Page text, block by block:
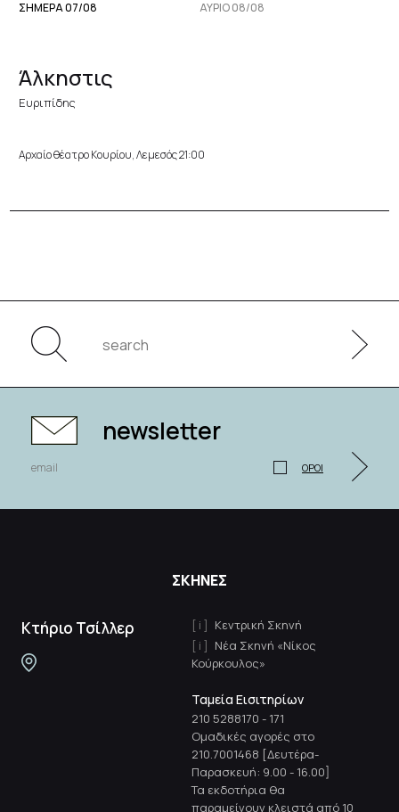
ΣΗΜΕΡΑ 07/08 ΑΥΡΙΟ 08/08
Άλκηστις
Ευριπίδης
Αρχαίο θέατρο Κουρίου, Λεμεσός 21:00
newsletter
ΟΡΟΙ
ΣΚΗΝΕΣ
Κτήριο Τσίλλερ
Κεντρική Σκηνή
Νέα Σκηνή «Νίκος
Κούρκουλος»
Ταμεία Εισιτηρίων
210 5288170 - 171
Ομαδικές αγορές στο
210.7001468 [Δευτέρα-
Παρασκευή: 9.00 - 16.00]
Τα εκδοτήρια θα
παραμείνουν κλειστά από 10